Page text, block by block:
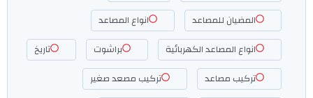
المضيان للمصاعد
انواع المصاعد
انواع المصاعد الكهربائية
براشوت
تاريخ
تركيب مصاعد
تركيب مصعد صغير